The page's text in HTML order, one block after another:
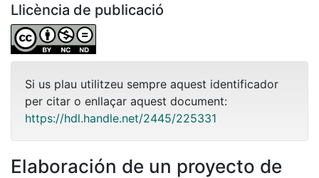
Llicència de publicació
Si us plau utilitzeu sempre aquest identificador
per citar o enllaçar aquest document:
https://hdl.handle.net/2445/225331
Elaboración de un proyecto de